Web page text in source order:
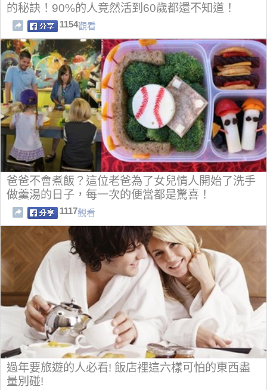
的秘訣！90%的人竟然活到60歲都還不知道！
1154觀看
爸爸不會煮飯？這位老爸為了女兒情人開始了洗手
做羹湯的日子，每一次的便當都是驚喜！
1117觀看
過年要旅遊的人必看! 飯店裡這六樣可怕的東西盡
量別碰!